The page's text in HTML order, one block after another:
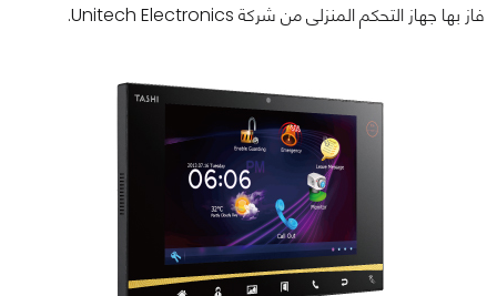
فاز بها جهاز التحكم المنزلى من شركة Unitech Electronics.